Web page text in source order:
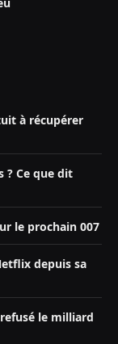
à récupérer
? Ce que dit
le prochain 007
depuis sa
le milliard